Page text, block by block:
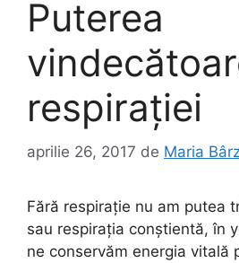
Puterea
respirației
aprilie 26, 2017 de Maria
Fără respirație nu am putea
sau respirația conștientă, în
ne conservăm energia vitală